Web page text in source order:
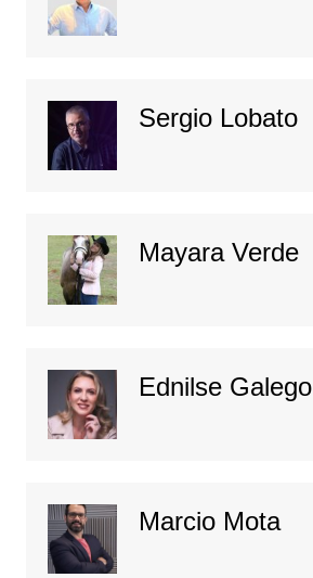
Sergio Lobato
Mayara Verde
Ednilse Galego
Marcio Mota